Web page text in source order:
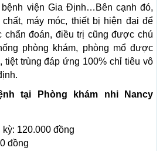
viện Gia Định…Bên cạnh đó,
máy móc, thiết bị hiện đại để
chẩn đoán, điều trị cũng được chú
phòng khám, phòng mổ được
tiệt trùng đáp ứng 100% chỉ tiêu vô
tại Phòng khám nhi Nancy
120.000 đồng
đồng